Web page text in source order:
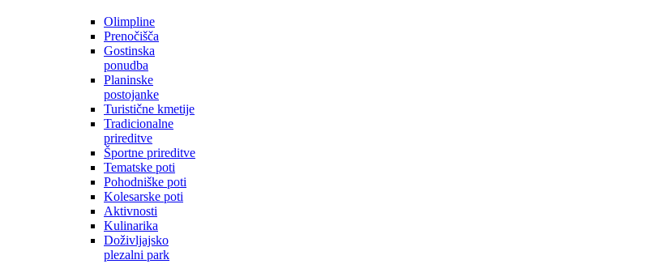
Olimpline
Prenočišča
Gostinska
ponudba
Planinske
postojanke
Turistične kmetije
Tradicionalne
prireditve
Športne prireditve
Tematske poti
Pohodniške poti
Kolesarske poti
Aktivnosti
Kulinarika
Doživljajsko
plezalni park